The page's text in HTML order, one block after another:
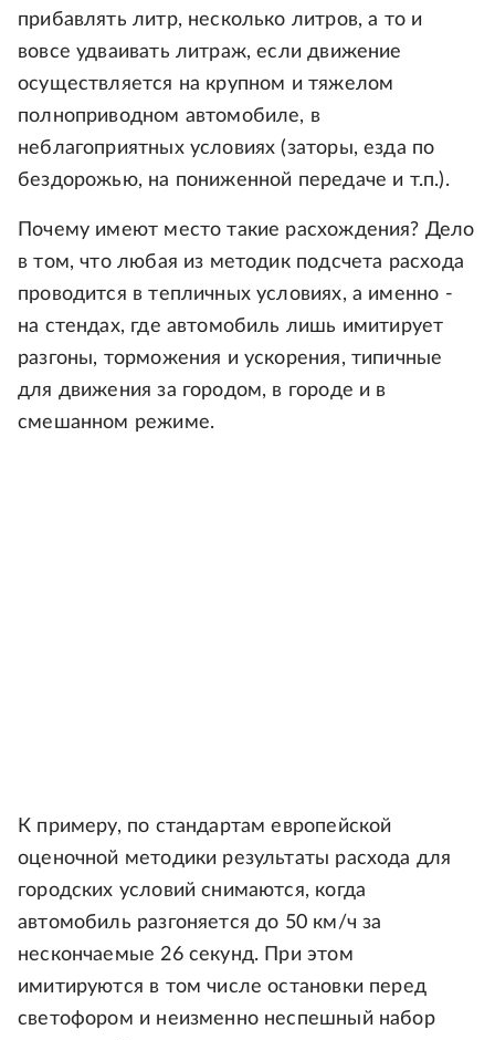
прибавлять литр, несколько литров, а то и
вовсе удваивать литраж, если движение
осуществляется на крупном и тяжелом
полноприводном автомобиле, в
неблагоприятных условиях (заторы, езда по
бездорожью, на пониженной передаче и т.п.).
Почему имеют место такие расхождения? Дело
в том, что любая из методик подсчета расхода
проводится в тепличных условиях, а именно -
на стендах, где автомобиль лишь имитирует
разгоны, торможения и ускорения, типичные
для движения за городом, в городе и в
смешанном режиме.
К примеру, по стандартам европейской
оценочной методики результаты расхода для
городских условий снимаются, когда
автомобиль разгоняется до 50 км/ч за
нескончаемые 26 секунд. При этом
имитируются в том числе остановки перед
светофором и неизменно неспешный набор